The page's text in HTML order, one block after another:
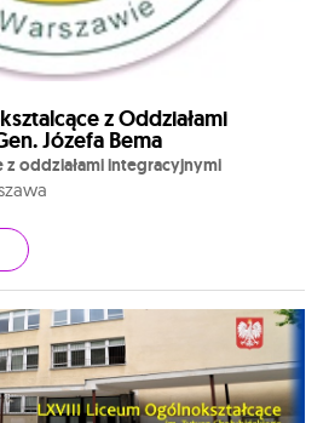
z Oddziałami
Józefa Bema
z oddziałami integracyjnymi